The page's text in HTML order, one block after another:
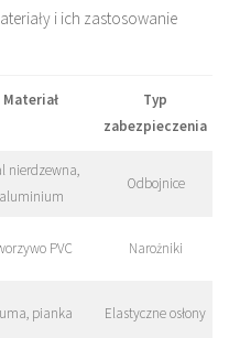
i ich zastosowanie
Materiał
Typ
zabezpieczenia
nierdzewna,
aluminium
Odbojnice
PVC Narożniki
pianka Elastyczne osłony